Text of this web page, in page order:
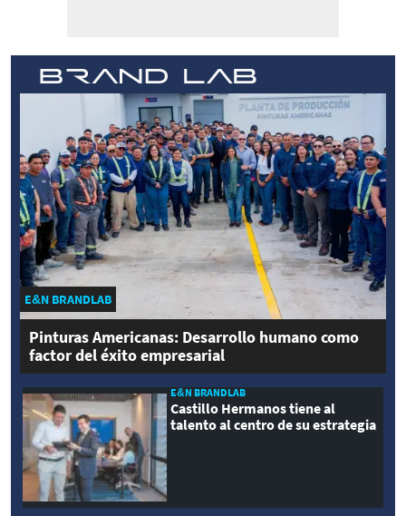
E&N BRANDLAB
Pinturas Americanas: Desarrollo humano como
factor del éxito empresarial
E&N BRANDLAB
Castillo Hermanos tiene al
talento al centro de su estrategia